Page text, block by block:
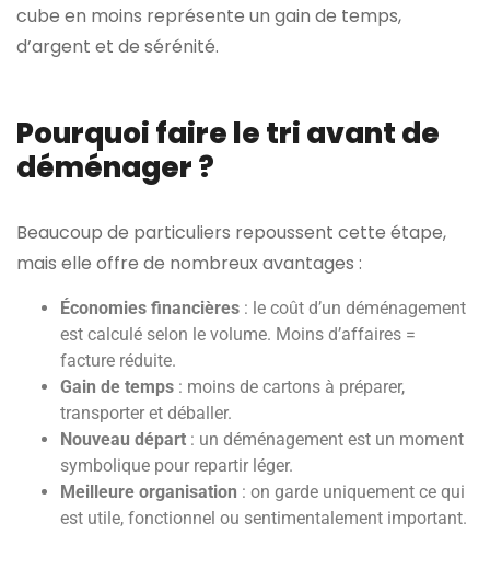
cube en moins représente un gain de temps,
d’argent et de sérénité.
Pourquoi faire le tri avant de
déménager ?
Beaucoup de particuliers repoussent cette étape,
mais elle offre de nombreux avantages :
Économies financières : le coût d’un déménagement
est calculé selon le volume. Moins d’affaires =
facture réduite.
Gain de temps : moins de cartons à préparer,
transporter et déballer.
Nouveau départ : un déménagement est un moment
symbolique pour repartir léger.
Meilleure organisation : on garde uniquement ce qui
est utile, fonctionnel ou sentimentalement important.